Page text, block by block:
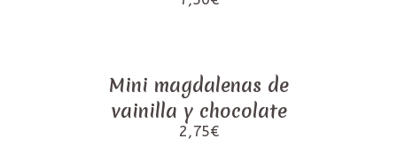
Mini magdalenas de
vainilla y chocolate
2,75€